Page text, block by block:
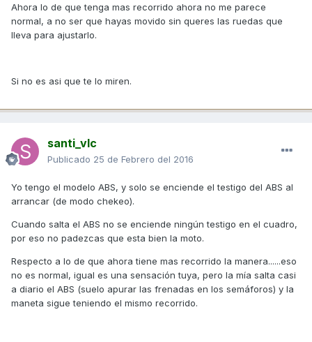
Ahora lo de que tenga mas recorrido ahora no me parece
normal, a no ser que hayas movido sin queres las ruedas que
lleva para ajustarlo.
Si no es asi que te lo miren.
santi_vlc
Publicado 25 de Febrero del 2016
Yo tengo el modelo ABS, y solo se enciende el testigo del ABS al
arrancar (de modo chekeo).
Cuando salta el ABS no se enciende ningún testigo en el cuadro,
por eso no padezcas que esta bien la moto.
Respecto a lo de que ahora tiene mas recorrido la manera......eso
no es normal, igual es una sensación tuya, pero la mía salta casi
a diario el ABS (suelo apurar las frenadas en los semáforos) y la
maneta sigue teniendo el mismo recorrido.